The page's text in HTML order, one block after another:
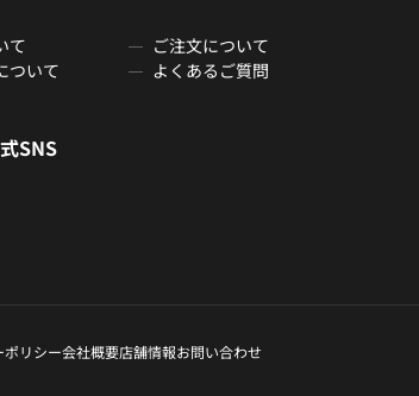
て
ご注文について
ついて よくあるご質問
SNS
ポリシー会社概要店舗情報お問い合わせ